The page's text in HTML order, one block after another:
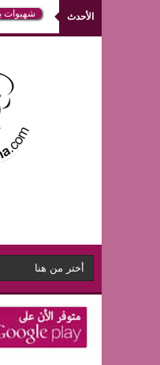
الأحدث شهيوات بلدية